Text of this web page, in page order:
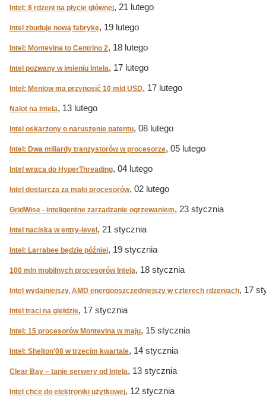
Intel: 8 rdzeni na płycie głównej, 21 lutego
Intel zbuduje nową fabrykę, 19 lutego
Intel: Montevina to Centrino 2, 18 lutego
Intel pozwany w imieniu Intela, 17 lutego
Intel: Menlow ma przynosić 10 mld USD, 17 lutego
Nalot na Intela, 13 lutego
Intel oskarżony o naruszenie patentu, 08 lutego
Intel: Dwa miliardy tranzystorów w procesorze, 05 lutego
Intel wraca do HyperThreading, 04 lutego
Intel dostarcza za mało procesorów, 02 lutego
GridWise - inteligentne zarządzanie ogrzewaniem, 23 stycznia
Intel naciska w entry-level , 21 stycznia
Intel: Larrabee będzie później, 19 stycznia
100 mln mobilnych procesorów Intela, 18 stycznia
Intel wydajniejszy, AMD energooszczędniejszy w czterech rdzeniach, 17
Intel traci na giełdzie, 17 stycznia
Intel: 15 procesorów Montevina w maju, 15 stycznia
Intel: Shelton'08 w trzecim kwartale, 14 stycznia
Clear Bay – tanie serwery od Intela, 13 stycznia
Intel chce do elektroniki użytkowej, 12 stycznia